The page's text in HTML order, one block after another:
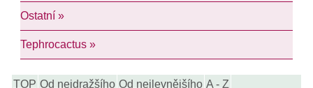
Ostatní »
Tephrocactus »
TOP Od nejdražšího Od nejlevnějšího A - Z